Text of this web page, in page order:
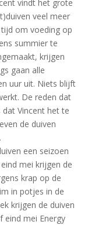
vindt het grote
veel meer
om voeding op
summier te
krijgen
gaan alle
uur uit. Niets blijft
De reden dat
Vincent het te
de duiven
een seizoen
mei krijgen de
krap op de
in potjes in de
krijgen de duiven
eind mei Energy